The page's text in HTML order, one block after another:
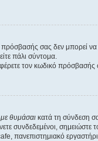
σας δεν μπορεί
πάλι σύντομα.
τον κωδικό πρόσβασής
θυμάσαι κατά τη σύνδεση
συνδεδεμένοι, σημειώστε
πανεπιστημιακό